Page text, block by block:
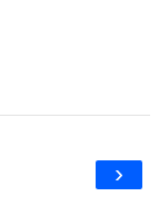
›